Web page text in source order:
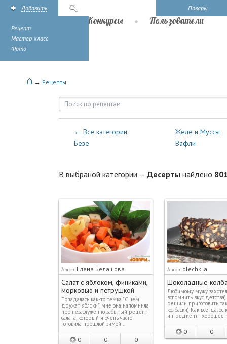
Повары
Добавить
Рецепт
Мастер-класс
Фото
Конкурсы Пользователи
→ Рецепты
Рецепты — Десерты |
← Все категории
Желе и Муссы
Безе
Вафли
В выбраной категории — Десерты найдено
Автор: Елена Белашова
Салат с яблоком, финиками,
морковью и петрушкой
Попадалась как-то темка "С чем
дружат яблоки", мне она напомнила
про незаслуженно забытый рецепт
салата, который я очень часто
готовила прошлой зимой…
0 0 0
Автор: olechk_a
Шоколадные
Любимому мужу
вспомнить вкус
решили приготовить
колбаски) Как всегда,
ингредиент - хорошее
0 0